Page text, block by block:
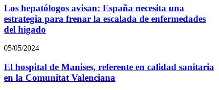
Los hepatólogos avisan: España necesita una
estrategia para frenar la escalada de enfermedades
del hígado
05/05/2024
El hospital de Manises, referente en calidad sanitaria
en la Comunitat Valenciana